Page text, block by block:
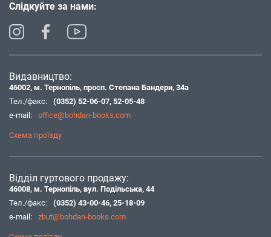
Слідкуйте за нами:
Видавництво:
46002, м. Тернопіль, просп. Степана Бандери, 34а
Тел./факс:
(0352) 52-06-07, 52-05-48
e-mail:
office@bohdan-books.com
Схема проїзду
Відділ гуртового продажу:
46008, м. Тернопіль, вул. Подільська, 44
Тел./факс:
(0352) 43-00-46, 25-18-09
e-mail:
zbut@bohdan-books.com